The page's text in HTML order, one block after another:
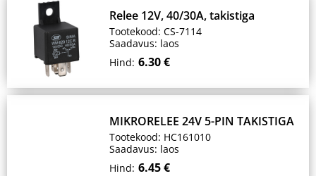
Relee 12V, 40/30A, takistiga
Tootekood: CS-7114
Saadavus: laos
Hind: 6.30 €
MIKRORELEE 24V 5-PIN TAKISTIGA
Tootekood: HC161010
Saadavus: laos
Hind: 6.45 €